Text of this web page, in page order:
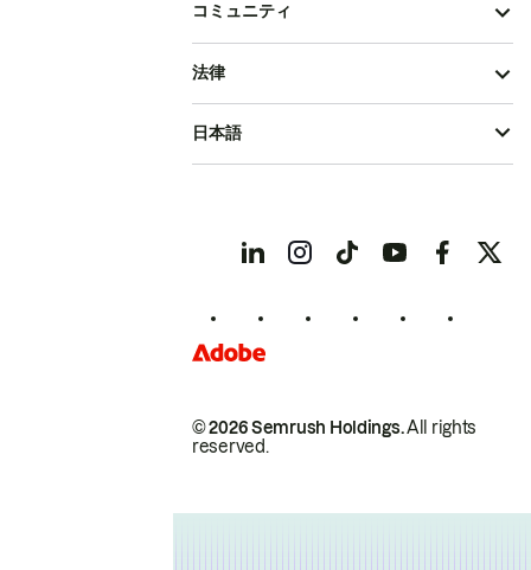
コミュニティ
© 2026 Semrush Holdings.All rights
reserved.
法律
日本語